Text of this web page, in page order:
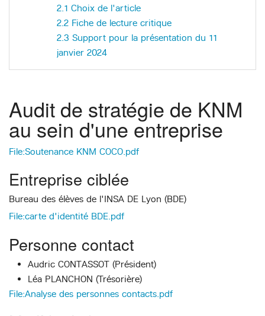
2.1 Choix de l'article
2.2 Fiche de lecture critique
2.3 Support pour la présentation du 11
janvier 2024
Audit de stratégie de KNM
au sein d'une entreprise
File:Soutenance KNM COCO.pdf
Entreprise ciblée
Bureau des élèves de l'INSA DE Lyon (BDE)
File:carte d'identité BDE.pdf
Personne contact
Audric CONTASSOT (Président)
Léa PLANCHON (Trésorière)
File:Analyse des personnes contacts.pdf